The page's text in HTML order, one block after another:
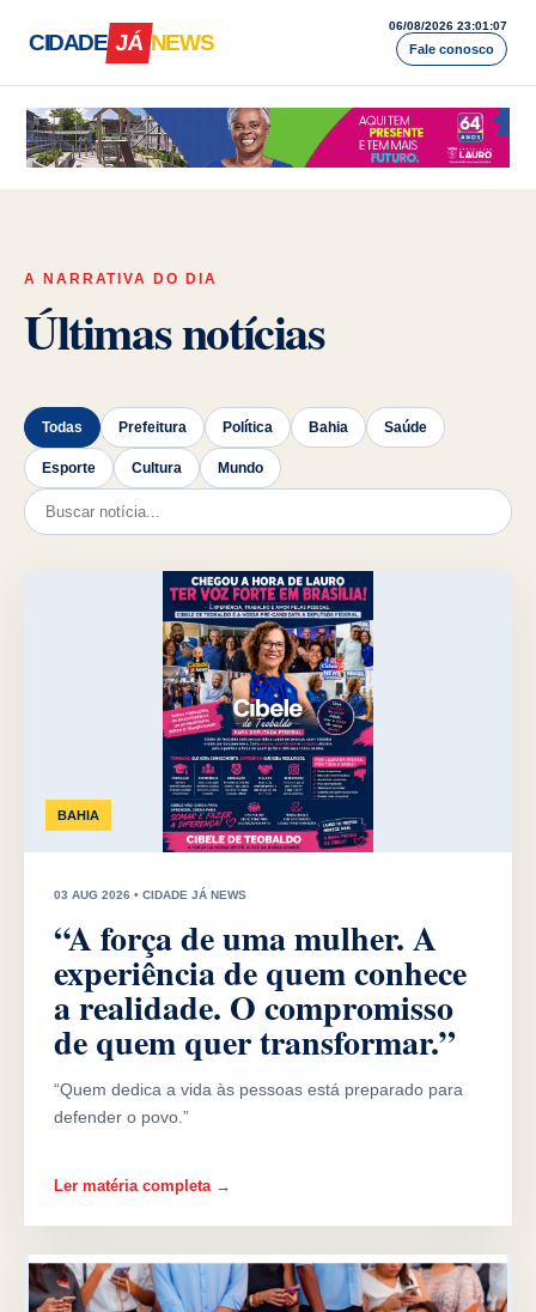
CIDADE JÁ NEWS
06/08/2026 23:01:09
Fale conosco
A NARRATIVA DO DIA
Últimas notícias
Todas Prefeitura Política Bahia Saúde
Esporte Cultura Mundo
Pesquisar
BAHIA
03 AUG 2026 • CIDADE JÁ NEWS
“A força de uma mulher. A
experiência de quem conhece
a realidade. O compromisso
de quem quer transformar.”
“Quem dedica a vida às pessoas está preparado para
defender o povo.”
Ler matéria completa →